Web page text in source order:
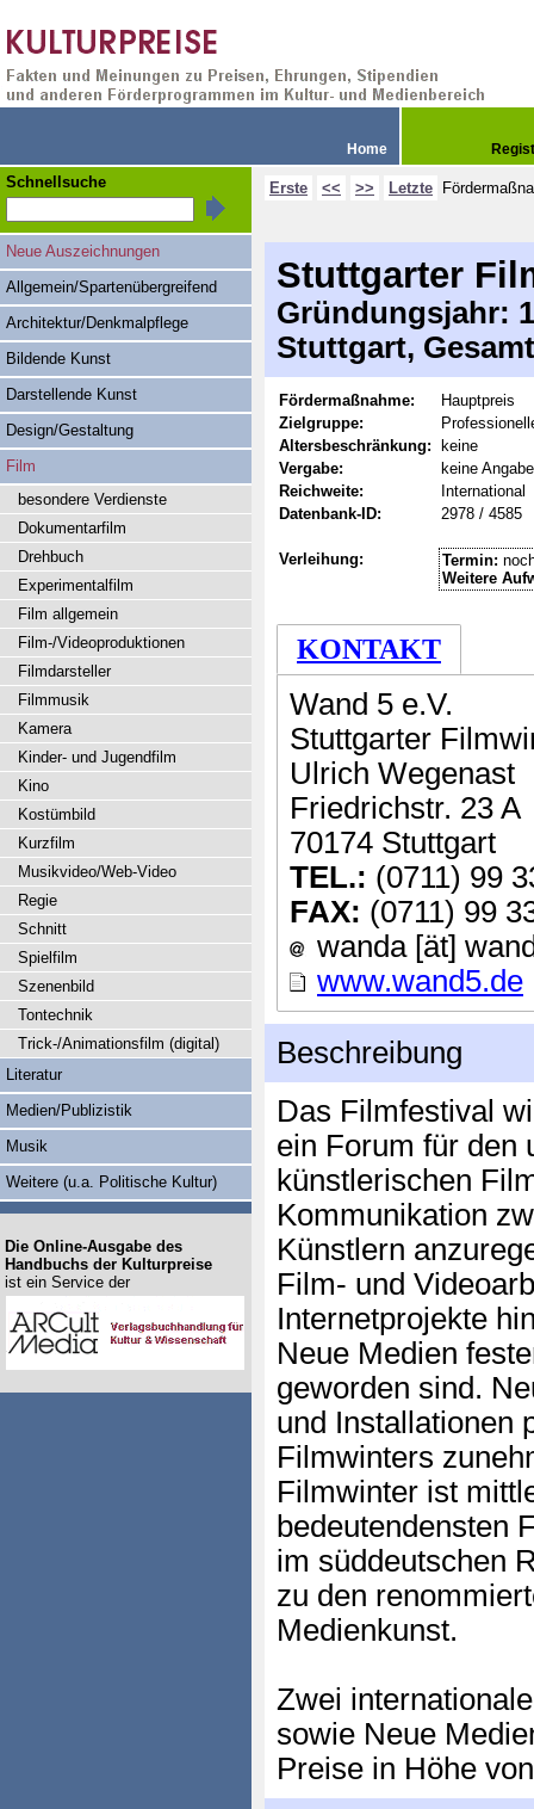
Home
Erste << >> Letzte
Stuttgarter
Gründungsjahr:
Stuttgart,
Fördermaßnahme:
Hauptpreis
Zielgruppe:
Altersbeschränkung:
keine
Vergabe:
keine Angabe
Reichweite:
International
Datenbank-ID:
2978 / 4585
Verleihung: Termin:
Weitere
KONTAKT
Wand 5 e.V.
Stuttgarter
Ulrich Wegenast
Friedrichstr. 23 A
70174 Stuttgart
TEL.: (0711) 99
FAX: (0711) 99
wanda [ät]
www.wand5.de
Beschreibung
Das Filmfestival
ein Forum für den
künstlerischen
Kommunikation
Künstlern
Film- und
Internetprojekte
Neue Medien
geworden sind.
und Installationen
Filmwinters
Filmwinter ist
bedeutendensten
im süddeutschen
zu den
Medienkunst.
Zwei
sowie Neue
Preise in Höhe
Schnellsuche
Neue Auszeichnungen
Allgemein/Spartenübergreifend
Architektur/Denkmalpflege
Bildende Kunst
Darstellende Kunst
Design/Gestaltung
Film
besondere Verdienste
Dokumentarfilm
Drehbuch
Experimentalfilm
Film allgemein
Film-/Videoproduktionen
Filmdarsteller
Filmmusik
Kamera
Kinder- und Jugendfilm
Kino
Kostümbild
Kurzfilm
Musikvideo/Web-Video
Regie
Schnitt
Spielfilm
Szenenbild
Tontechnik
Trick-/Animationsfilm (digital)
Literatur
Medien/Publizistik
Musik
Weitere (u.a. Politische Kultur)
Die Online-Ausgabe des
Handbuchs der Kulturpreise
ist ein Service der